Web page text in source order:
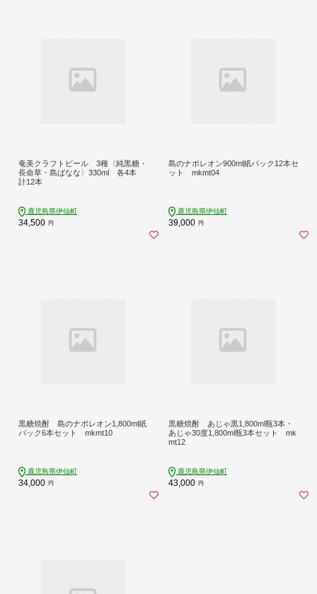
奄美クラフトビール 3種〈純黒糖・
長命草・島ばなな〉330ml 各4本
計12本
鹿児島県伊仙町
34,500 円
島のナポレオン900ml紙パック12本セ
ット mkmt04
鹿児島県伊仙町
39,000 円
黒糖焼酎 島のナポレオン1,800ml紙
パック6本セット mkmt10
鹿児島県伊仙町
34,000 円
黒糖焼酎 あじゃ黒1,800ml瓶3本・
あじゃ30度1,800ml瓶3本セット mk
mt12
鹿児島県伊仙町
43,000 円